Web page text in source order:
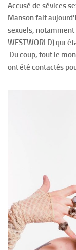
Accusé de sévices
Manson fait
sexuels, notamment
WESTWORLD) qui
Du coup, tout le
ont été contactés